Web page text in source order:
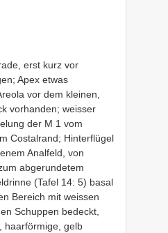
erst kurz vor
Apex etwas
vor dem kleinen,
vorhanden; weisser
der M 1 vom
Costalrand; Hinterflügel
Analfeld, von
abgerundetem
(Tafel 14: 5) basal
Bereich mit weissen
Schuppen bedeckt,
haarförmige, gelb